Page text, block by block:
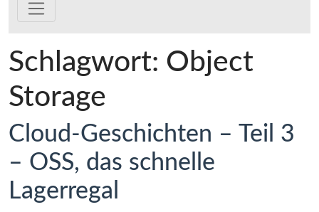
Schlagwort: Object
Storage
Cloud-Geschichten – Teil 3
– OSS, das schnelle
Lagerregal